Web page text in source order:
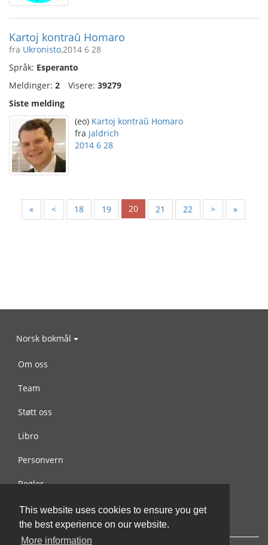
This website uses cookies to ensure you get
the best experience on our website.
More information
Kartoj kontraŭ Homaro
fra Ukronisto,2014 6 28
Språk: Esperanto
Meldinger: 2 Visere: 39279
Siste melding
(eo) Kartoj kontraŭ Homaro
fra jaldrich
2014 6 28
« < 18 19 20 21 22 > »
Norsk bokmål
Om oss
Team
Støtt oss
Libro
Personvern
Regler
Kontakt oss